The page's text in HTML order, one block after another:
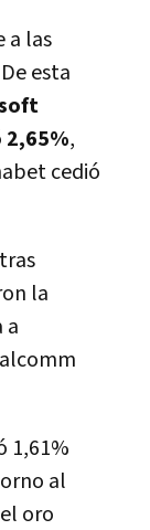
a las
esta
,
cedió
la
a
1,61%
al
oro